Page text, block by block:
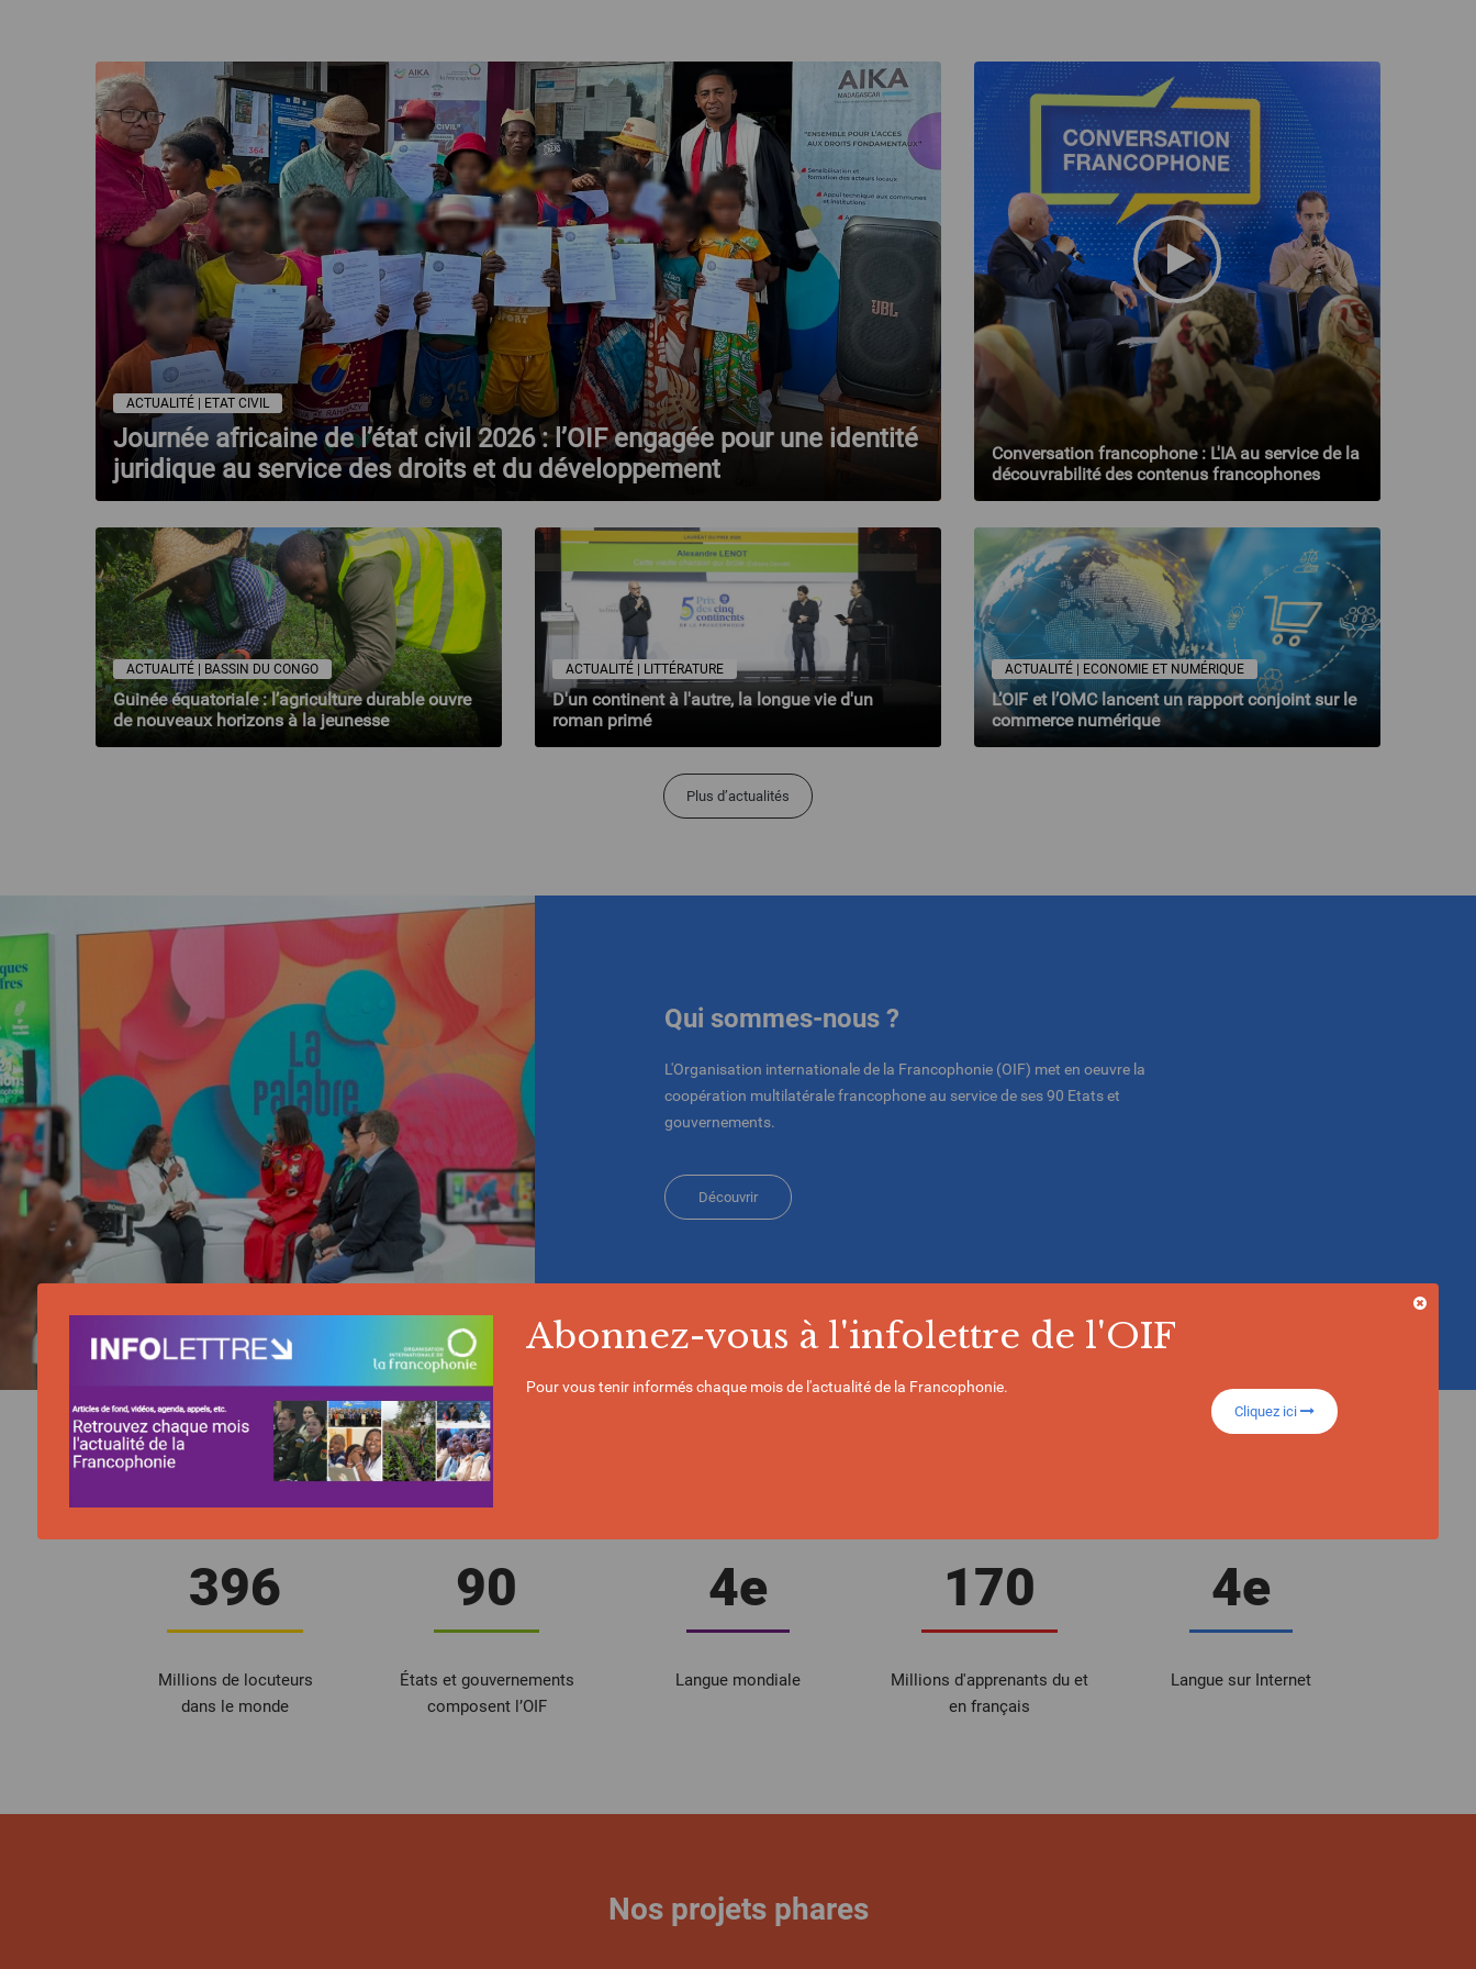
ACTUALITÉ | ETAT CIVIL
Journée africaine de l’état civil 2026 : l’OIF engagée pour une identité
juridique au service des droits et du développement
Conversation francophone : L'IA au service de la
découvrabilité des contenus francophones
ACTUALITÉ | BASSIN DU CONGO
Guinée équatoriale : l’agriculture durable ouvre
de nouveaux horizons à la jeunesse
ACTUALITÉ | LITTÉRATURE
D'un continent à l'autre, la longue vie d'un
roman primé
ACTUALITÉ | ECONOMIE ET NUMÉRIQUE
L’OIF et l’OMC lancent un rapport conjoint sur le
commerce numérique
Plus d’actualités
Qui sommes-nous ?
L'Organisation internationale de la Francophonie (OIF) met en oeuvre la
coopération multilatérale francophone au service de ses 90 Etats et
gouvernements.
Découvrir
396
Millions de locuteurs
dans le monde
90
États et gouvernements
composent l’OIF
4e
Langue mondiale
170
Millions d'apprenants du et
en français
4e
Langue sur Internet
Nos projets phares
Abonnez-vous à l'infolettre de l'OIF
Pour vous tenir informés chaque mois de l'actualité de la Francophonie.
Cliquez ici